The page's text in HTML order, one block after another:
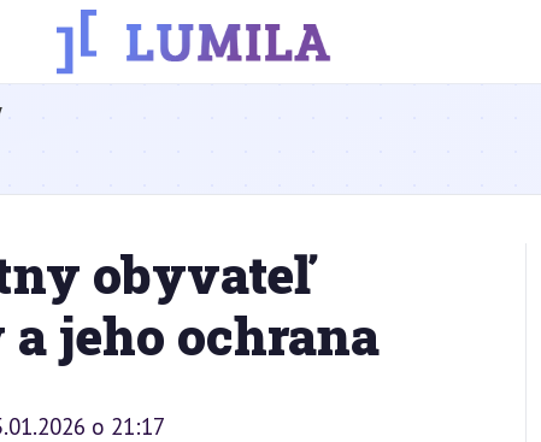
obyvateľ
jeho ochrana
o 21:17